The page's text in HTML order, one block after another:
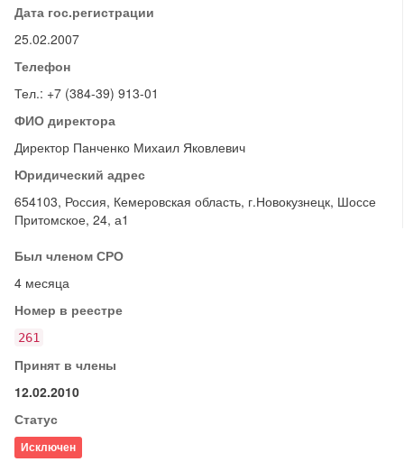
Дата гос.регистрации
25.02.2007
Телефон
Тел.: +7 (384-39) 913-01
ФИО директора
Директор Панченко Михаил Яковлевич
Юридический адрес
654103, Россия, Кемеровская область, г.Новокузнецк, Шоссе
Притомское, 24, а1
Был членом СРО
4 месяца
Номер в реестре
261
Принят в члены
12.02.2010
Статус
Исключен